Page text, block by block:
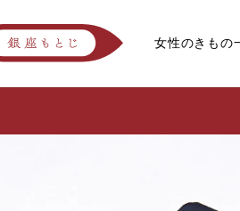
女性のきもの